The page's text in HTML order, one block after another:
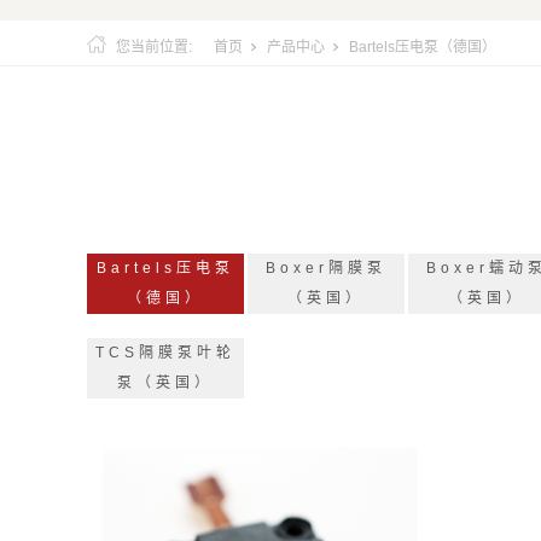
您当前位置: 首页 产品中心 Bartels压电泵（德国）
Bartels压电泵
（德国）
Boxer隔膜泵
（英国）
Boxer蠕动
（英国）
TCS隔膜泵叶轮
泵（英国）